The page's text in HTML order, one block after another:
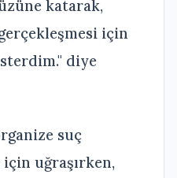
katarak,
için
diye
suç
uğraşırken,